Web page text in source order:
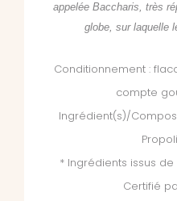
appelée Baccharis, très
globe, sur laquelle
Conditionnement :
compte
Ingrédient(s)/
* Ingrédients issus
Certifié